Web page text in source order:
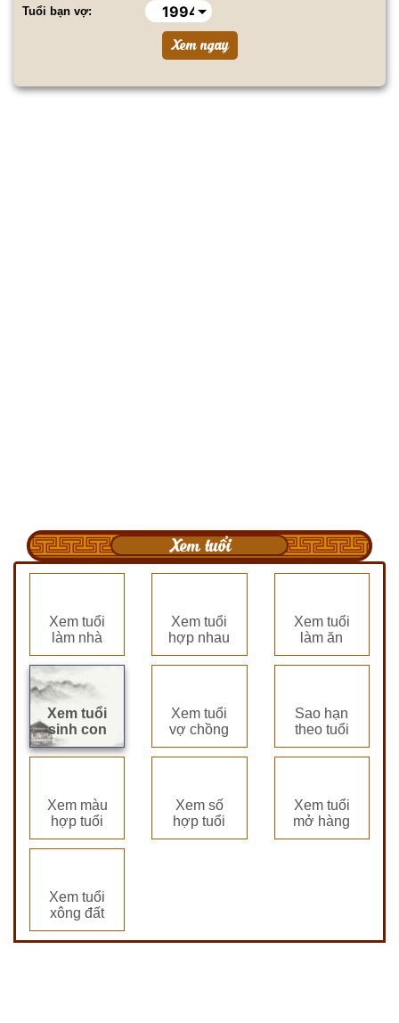
Tuổi bạn vợ:
Xem tuổi
Xem tuổi
làm nhà
Xem tuổi
hợp nhau
Xem tuổi
làm ăn
Xem tuổi
sinh con
Xem tuổi
vợ chồng
Sao hạn
theo tuổi
Xem màu
hợp tuổi
Xem số
hợp tuổi
Xem tuổi
mở hàng
Xem tuổi
xông đất